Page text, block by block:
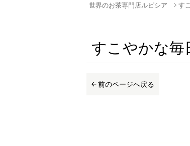
世界のお茶専門店ルピシア す
すこやかな毎
前のページへ戻る